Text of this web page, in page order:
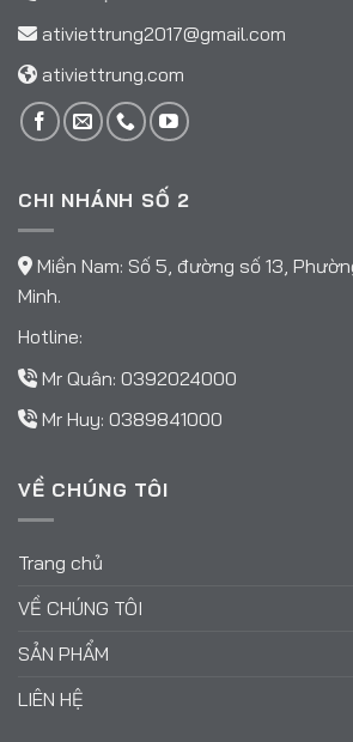
ativiettrung2017@gmail.com
ativiettrung.com
CHI NHÁNH SỐ 2
Miền Nam: Số 5, đường số 13,
Minh.
Hotline:
Mr Quân: 0392024000
Mr Huy: 0389841000
VỀ CHÚNG TÔI
Trang chủ
VỀ CHÚNG TÔI
SẢN PHẨM
LIÊN HỆ